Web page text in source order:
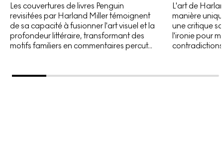
Les couvertures de livres Penguin
revisitées par Harland Miller témoignent
de sa capacité à fusionner l'art visuel et la
profondeur littéraire, transformant des
motifs familiers en commentaires percut...
L'art de
manière
une critique
l'ironie pour